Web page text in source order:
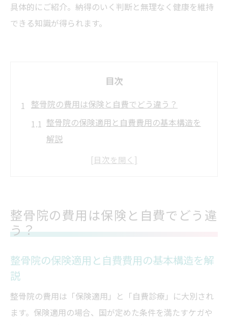
具体的にご紹介。納得のいく判断と無理なく健康を維持
できる知識が得られます。
目次
整骨院の費用は保険と自費でどう違う？
整骨院の保険適用と自費費用の基本構造を
解説
整骨院費用の違いを実例からイメージしよ
整骨院費用の安さと高額化の理由に迫る
保険適用で通う整骨院のメリットとは
整骨院の保険適用条件と適正利用のポイン
ト
整骨院の費用は保険と自費でどう違
う？
整骨院の保険適用と自費費用の基本構造を解
説
整骨院の費用は「保険適用」と「自費診療」に大別され
ます。保険適用の場合、国が定めた条件を満たすケガや